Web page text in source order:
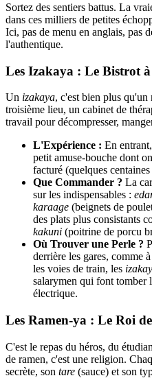
Sortez des sentiers battus. La
dans ces milliers de petites
Ici, pas de menu en anglais, pas
l'authentique.
Les Izakaya : Le Bistrot
Un izakaya, c'est bien plus qu'un
troisième lieu, un cabinet de
travail pour décompresser,
L'Expérience : En
petit amuse-bouche dont
facturé (quelques
Que Commander ? La
sur les indispensables :
karaage (beignets de
des plats plus consistants
kakuni (poitrine de porcu
Où Trouver une Perle ?
derrière les gares, comme
les voies de train, les
salarymen qui font tomber
électrique.
Les Ramen-ya : Le Roi
C'est le repas du héros, du
de ramen, c'est une religion.
secrète, son tare (sauce) et son